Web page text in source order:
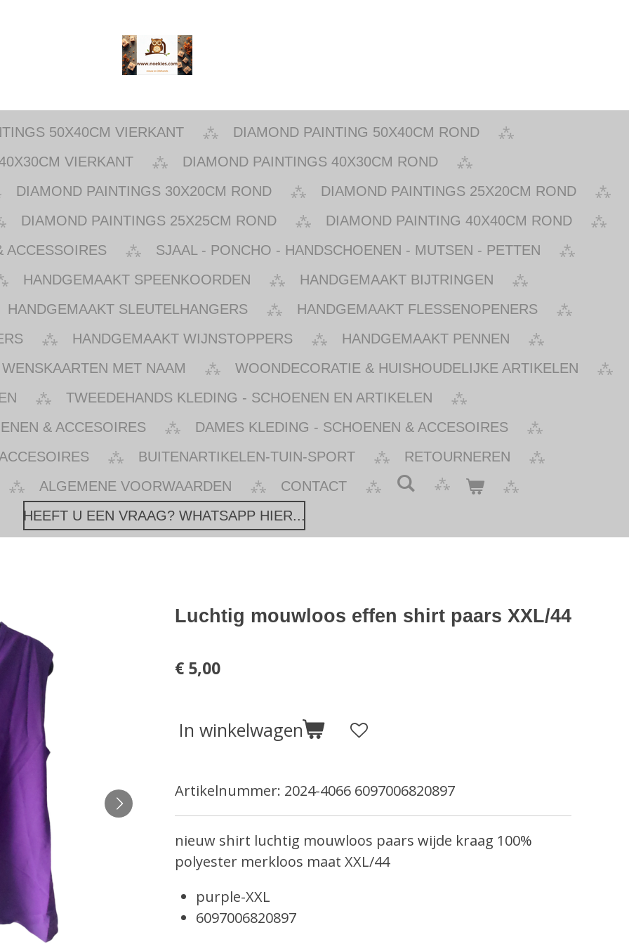
50X40CM VIERKANT
DIAMOND PAINTING 50X40CM ROND
VIERKANT
DIAMOND PAINTINGS 40X30CM ROND
DIAMOND PAINTINGS 30X20CM ROND
DIAMOND PAINTINGS 25X20CM ROND
DIAMOND PAINTINGS 25X25CM ROND
DIAMOND PAINTING 40X40CM ROND
ACCESSOIRES
SJAAL - PONCHO - HANDSCHOENEN - MUTSEN - PETTEN
HANDGEMAAKT SPEENKOORDEN
HANDGEMAAKT BIJTRINGEN
HANDGEMAAKT SLEUTELHANGERS
HANDGEMAAKT FLESSENOPENERS
HANDGEMAAKT WIJNSTOPPERS
HANDGEMAAKT PENNEN
WENSKAARTEN MET NAAM
WOONDECORATIE & HUISHOUDELIJKE ARTIKELEN
TWEEDEHANDS KLEDING - SCHOENEN EN ARTIKELEN
& ACCESOIRES
DAMES KLEDING - SCHOENEN & ACCESOIRES
BUITENARTIKELEN-TUIN-SPORT
RETOURNEREN
ALGEMENE VOORWAARDEN
CONTACT
HEEFT U EEN VRAAG? WHATSAPP HIER...
Luchtig mouwloos effen shirt paars XXL/44
€ 5,00
In winkelwagen
Artikelnummer: 2024-4066 6097006820897
nieuw shirt luchtig mouwloos paars wijde kraag 100%
polyester merkloos maat XXL/44
purple-XXL
6097006820897